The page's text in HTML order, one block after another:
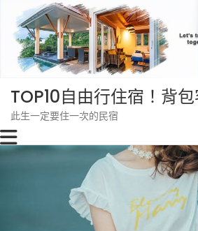
content
TOP10自由行住宿！背
此生一定要住一次的民宿